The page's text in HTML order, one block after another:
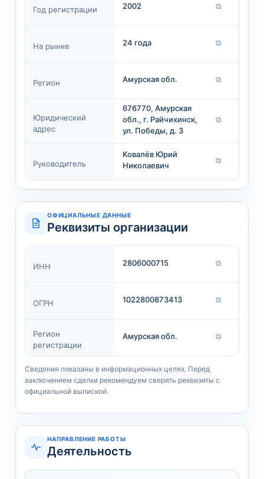
Год регистрации 2002 ⧉
На рынке 24 года ⧉
Регион Амурская обл. ⧉
Юридический
адрес
676770, Амурская
обл., г. Райчихинск,
ул. Победы, д. 3
⧉
Руководитель
Ковалёв Юрий
Николаевич
⧉
ОФИЦИАЛЬНЫЕ ДАННЫЕ
Реквизиты организации
ИНН 2806000715 ⧉
ОГРН 1022800873413 ⧉
Регион
регистрации
Амурская обл. ⧉
Сведения показаны в информационных целях. Перед
заключением сделки рекомендуем сверять реквизиты с
официальной выпиской.
НАПРАВЛЕНИЕ РАБОТЫ
Деятельность